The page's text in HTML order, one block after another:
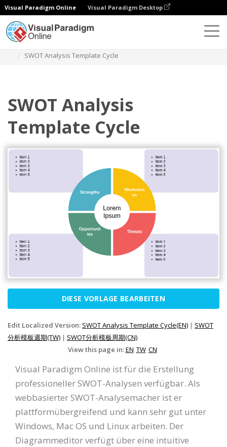
Visual Paradigm Online Visual Paradigm Desktop
SWOT Analysis Template Cycle
SWOT Analysis
Template Cycle
DIESE VORLAGE BEARBEITEN
Edit Localized Version: SWOT Analysis Template Cycle(EN) | SWOT
分析模板週期(TW) | SWOT分析模板周期(CN)
View this page in:EN TW CN
Visual Paradigm Online ist für die Erstellung
professioneller SWOT-Analysen verfügbar. Als
webbasierter SWOT-Analysemacher ist er
plattformübergreifend und kann sehr gut unter
Windows, Mac OS und Linux arbeiten. Der
Diagrammeditor verfügt über eine intuitive